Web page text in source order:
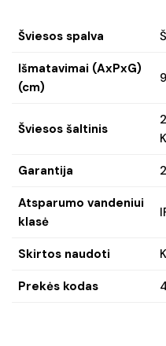
Šviesos spalva
Išmatavimai (AxPxG)
(cm)
Šviesos šaltinis
Garantija
Atsparumo vandeniui
klasė
Skirtos naudoti
Prekės kodas